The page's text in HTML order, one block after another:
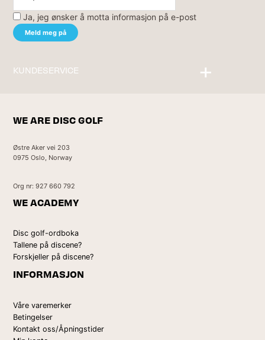
Ja, jeg ønsker å motta informasjon på e-post
KUNDESERVICE
WE ARE DISC GOLF
Østre Aker vei 203
0975 Oslo, Norway
Org nr: 927 660 792
WE ACADEMY
Disc golf-ordboka
Tallene på discene?
Forskjeller på discene?
INFORMASJON
Våre varemerker
Betingelser
Kontakt oss/Åpningstider